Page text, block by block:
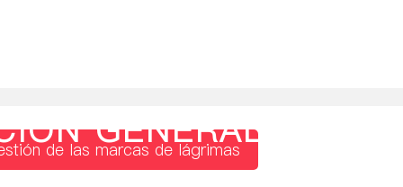
GENERAL DEL
de las marcas de lágrimas